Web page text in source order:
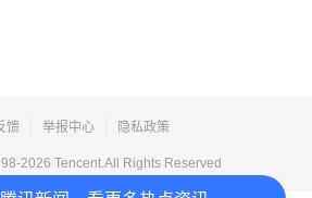
馈 举报中心 隐私政策
2026 Tencent.All Rights Reserved